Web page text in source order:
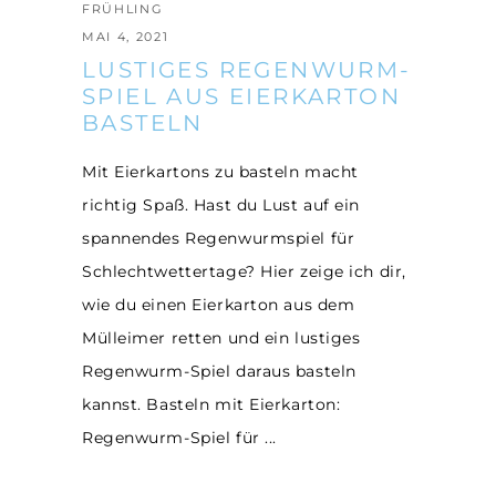
FRÜHLING
MAI 4, 2021
LUSTIGES REGENWURM-
SPIEL AUS EIERKARTON
BASTELN
Mit Eierkartons zu basteln macht
richtig Spaß. Hast du Lust auf ein
spannendes Regenwurmspiel für
Schlechtwettertage? Hier zeige ich dir,
wie du einen Eierkarton aus dem
Mülleimer retten und ein lustiges
Regenwurm-Spiel daraus basteln
kannst. Basteln mit Eierkarton:
Regenwurm-Spiel für